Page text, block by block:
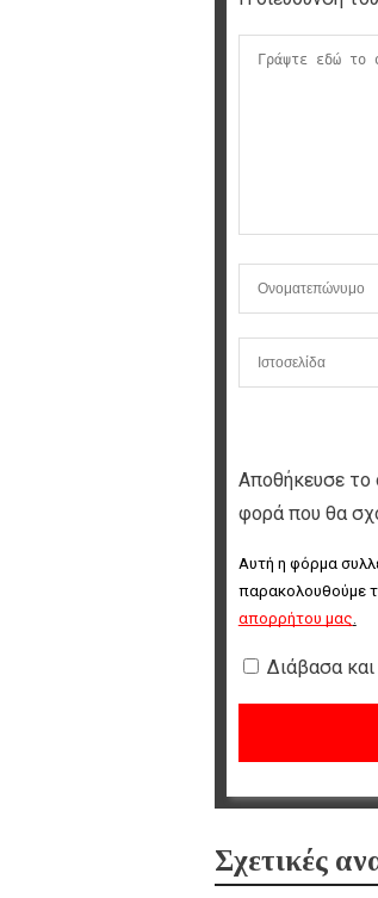
Αποθήκευσε το
φορά που θα
Αυτή η φόρμα
παρακολουθούμε
απορρήτου μας.
Διάβασα
Σχετικές